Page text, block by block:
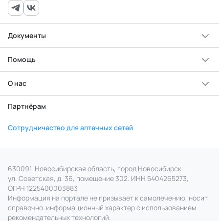
Документы
Помощь
О нас
Партнёрам
Сотрудничество для аптечных сетей
630091, Новосибирская область, город Новосибирск,
ул. Советская, д. 36, помещение 302. ИНН 5404265273,
ОГРН 1225400003883
Информация на портале не призывает к самолечению, носит
справочно‑информационный характер с использованием
рекомендательных технологий.